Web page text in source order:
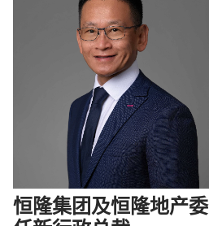
恒隆集团及恒隆地产委